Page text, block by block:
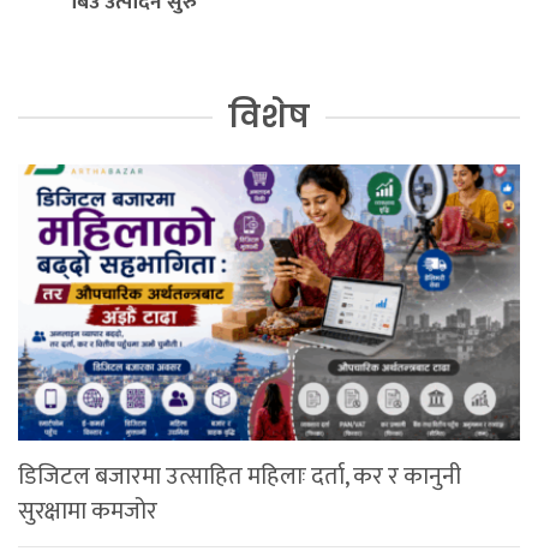
विशेष
डिजिटल बजारमा उत्साहित महिलाः दर्ता, कर र कानुनी
सुरक्षामा कमजोर